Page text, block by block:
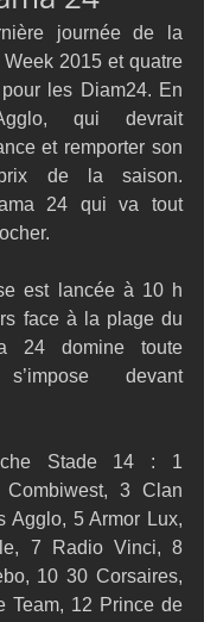
journée de la
2015 et quatre
les Diam24. En
qui devrait
et remporter son
de la saison.
24 qui va tout
est lancée à 10 h
face à la plage du
24 domine toute
devant
Stade 14 : 1
3 Clan
Agglo, 5 Armor Lux,
7 Radio Vinci, 8
10 30 Corsaires,
Team, 12 Prince de